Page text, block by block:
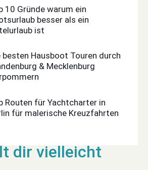
10 Gründe warum ein
besser als ein
ist
besten Hausboot Touren durch
& Mecklenburg
Routen für Yachtcharter in
für malerische Kreuzfahrten